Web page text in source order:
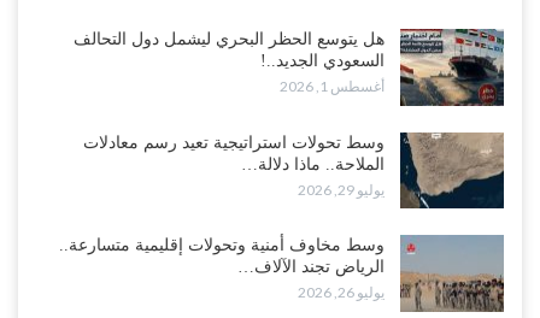
هل يتوسع الحظر البحري ليشمل دول التحالف
السعودي الجديد..!
أغسطس 1, 2026
وسط تحولات استراتيجية تعيد رسم معادلات
الملاحة.. ماذا دلالة…
يوليو 29, 2026
وسط مخاوف أمنية وتحولات إقليمية متسارعة..
الرياض تجند الآلاف…
يوليو 26, 2026